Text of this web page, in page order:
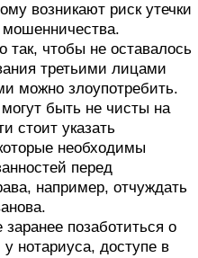
возникают риск утечки
так, чтобы не оставалось
третьими лицами
можно злоупотребить.
быть не чисты на
стоит указать
необходимы
перед
например, отчуждать
позаботиться о
нотариуса, доступе в